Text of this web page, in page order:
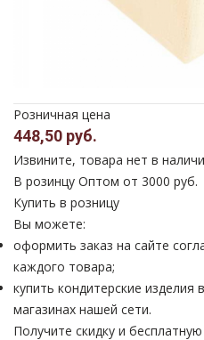
Розничная цена
448,50 руб.
Извините, товара нет в
В розинцу Оптом от 3000 руб.
Купить в розницу
Вы можете:
оформить заказ на сайте
каждого товара;
купить кондитерские
магазинах нашей сети.
Получите скидку и